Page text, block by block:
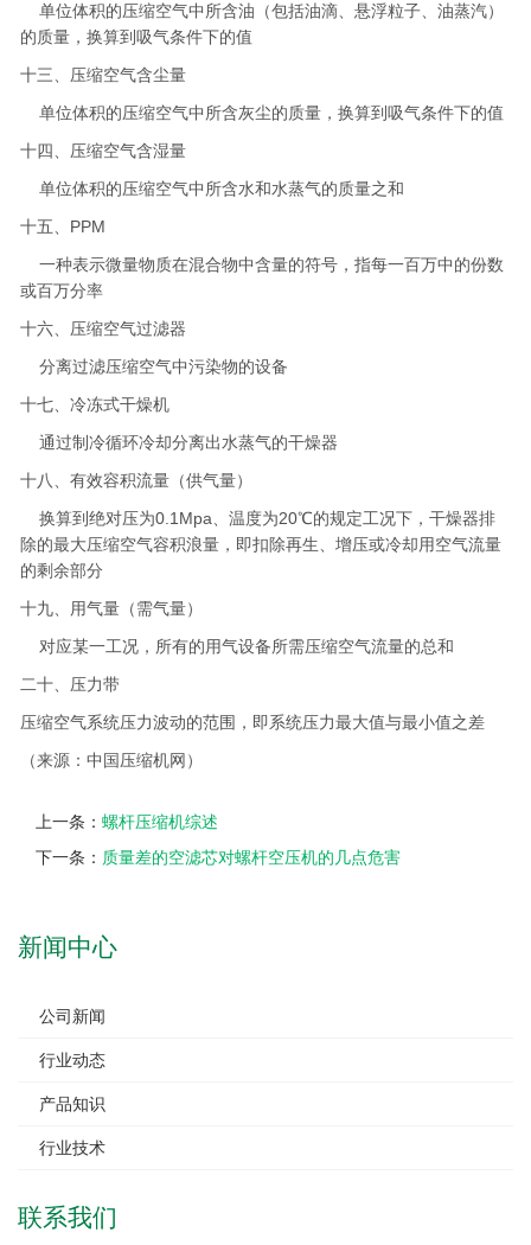
单位体积的压缩空气中所含油（包括油滴、悬浮粒子、油蒸汽）
的质量，换算到吸气条件下的值
十三、压缩空气含尘量
单位体积的压缩空气中所含灰尘的质量，换算到吸气条件下的值
十四、压缩空气含湿量
单位体积的压缩空气中所含水和水蒸气的质量之和
十五、PPM
一种表示微量物质在混合物中含量的符号，指每一百万中的份数
或百万分率
十六、压缩空气过滤器
分离过滤压缩空气中污染物的设备
十七、冷冻式干燥机
通过制冷循环冷却分离出水蒸气的干燥器
十八、有效容积流量（供气量）
换算到绝对压为0.1Mpa、温度为20℃的规定工况下，干燥器排
除的最大压缩空气容积浪量，即扣除再生、增压或冷却用空气流量
的剩余部分
十九、用气量（需气量）
对应某一工况，所有的用气设备所需压缩空气流量的总和
二十、压力带
压缩空气系统压力波动的范围，即系统压力最大值与最小值之差
（来源：中国压缩机网）
上一条： 螺杆压缩机综述
下一条： 质量差的空滤芯对螺杆空压机的几点危害
新闻中心
公司新闻
行业动态
产品知识
行业技术
联系我们